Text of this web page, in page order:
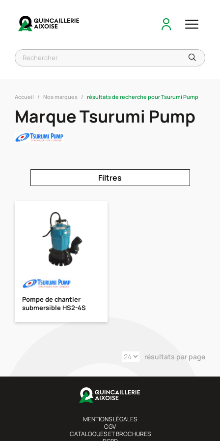
Accueil Nos marques résultats de recherche pour Tsurumi Pump
Marque Tsurumi Pump
Filtres
Pompe de chantier
submersible HS2-4S
résultats par page
MENTIONS LÉGALES
CGV
CATALOGUES ET BROCHURES